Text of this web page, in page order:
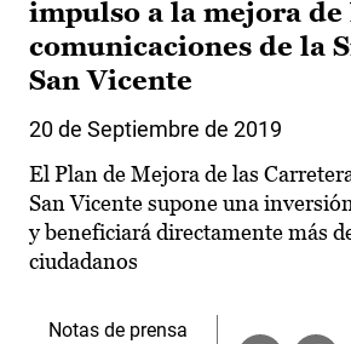
impulso a la mejora de
comunicaciones de la
San Vicente
20 de Septiembre de 2019
El Plan de Mejora de las
San Vicente supone una
y beneficiará directamente más
ciudadanos
Notas de prensa